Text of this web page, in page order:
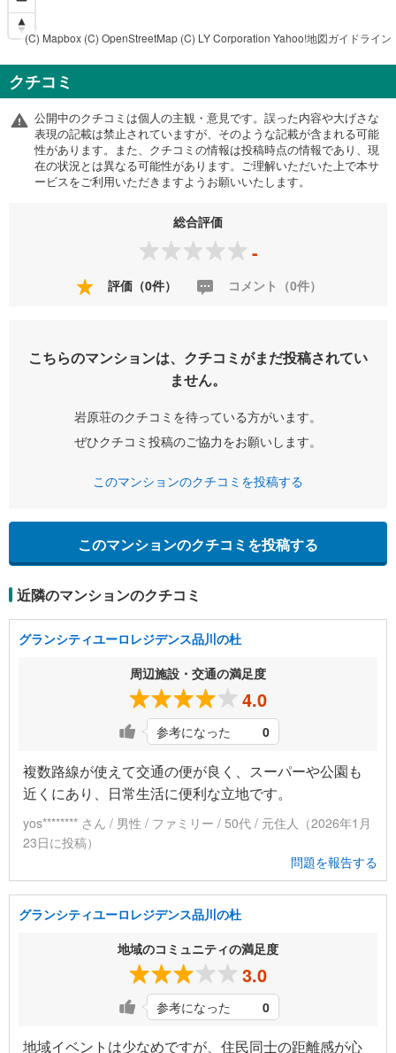
(C) Mapbox (C) OpenStreetMap (C) LY Corporation Yahoo!地図ガイドライン
クチコミ
公開中のクチコミは個人の主観・意見です。誤った内容や大げさな
表現の記載は禁止されていますが、そのような記載が含まれる可能
性があります。また、クチコミの情報は投稿時点の情報であり、現
在の状況とは異なる可能性があります。ご理解いただいた上で本サ
ービスをご利用いただきますようお願いいたします。
総合評価
-
評価（0件） コメント（0件）
こちらのマンションは、クチコミがまだ投稿されてい
ません。
岩原荘のクチコミを待っている方がいます。
ぜひクチコミ投稿のご協力をお願いします。
このマンションのクチコミを投稿する
このマンションのクチコミを投稿する
近隣のマンションのクチコミ
グランシティユーロレジデンス品川の杜
周辺施設・交通の満足度
4.0
参考になった 0
複数路線が使えて交通の便が良く、スーパーや公園も
近くにあり、日常生活に便利な立地です。
yos******** さん / 男性 / ファミリー / 50代 / 元住人（2026年1月
23日に投稿）
問題を報告する
グランシティユーロレジデンス品川の杜
地域のコミュニティの満足度
3.0
参考になった 0
地域イベントは少なめですが、住民同士の距離感が心